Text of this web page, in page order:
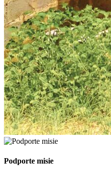
Podporte misie